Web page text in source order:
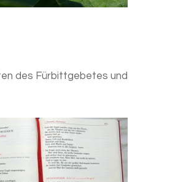
des Fürbittgebetes und